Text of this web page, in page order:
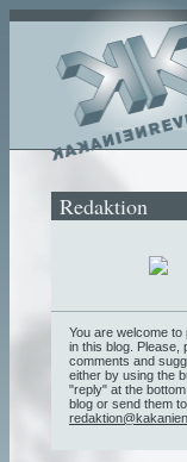
Redaktion
You are welcome to
in this blog. Please,
comments and
either by using the
"reply" at the
blog or send them to